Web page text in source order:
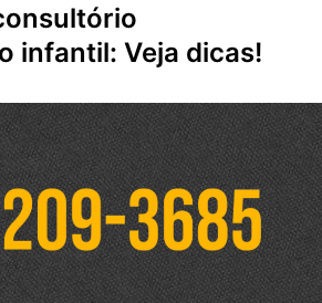
infantil: Veja dicas!